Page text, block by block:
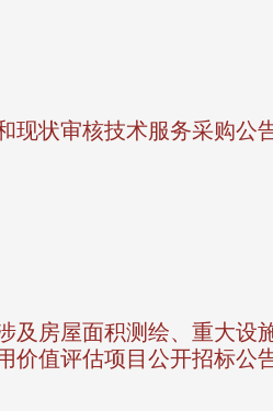
现状审核技术服务采购公
及房屋面积测绘、重大设
价值评估项目公开招标公